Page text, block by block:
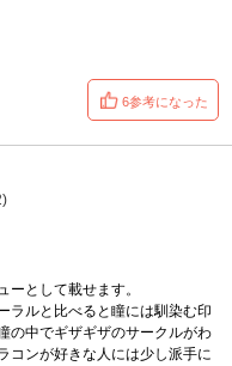
6参考になった
として載せます。
ラルと比べると瞳には馴染む印
の中でギザギザのサークルがわ
コンが好きな人には少し派手に